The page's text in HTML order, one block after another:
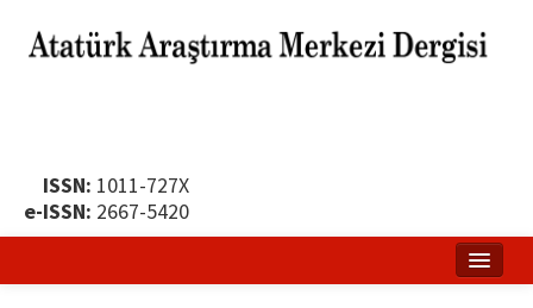
ISSN: 1011-727X
e-ISSN: 2667-5420